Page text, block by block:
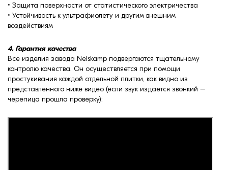
• Защита поверхности от статистического электричества
• Устойчивость к ультрафиолету и другим внешним
воздействиям
4. Гарантия качества
Все изделия завода Nelskamp подвергаются тщательному
контролю качества. Он осуществляется при помощи
простукивания каждой отдельной плитки, как видно из
представленного ниже видео (если звук издается звонкий –
черепица прошла проверку):